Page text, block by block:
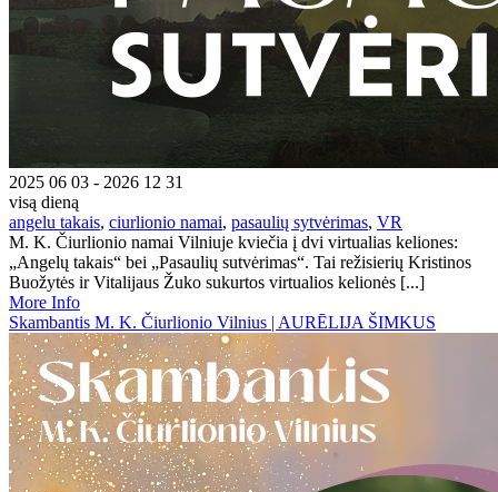
2025 06 03 - 2026 12 31
visą dieną
angelu takais, ciurlionio namai, pasaulių sytvėrimas, VR
M. K. Čiurlionio namai Vilniuje kviečia į dvi virtualias keliones:
„Angelų takais“ bei „Pasaulių sutvėrimas“. Tai režisierių Kristinos
Buožytės ir Vitalijaus Žuko sukurtos virtualios kelionės [...]
More Info
Skambantis M. K. Čiurlionio Vilnius | AURĒLIJA ŠIMKUS